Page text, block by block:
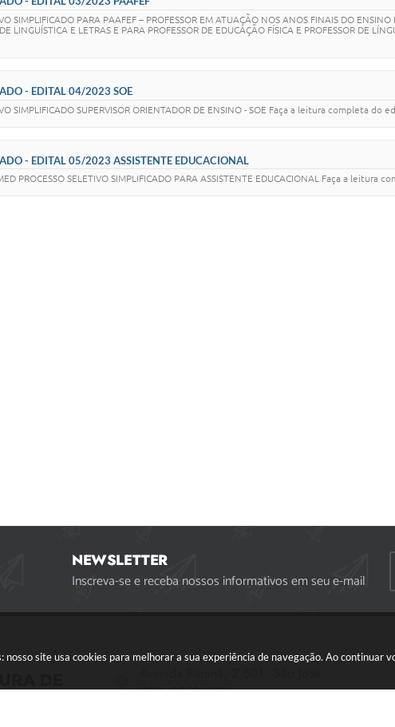
site usa cookies para melhorar a sua experiência de navegação. Ao continuar
SIMPLIFICADO PARA PAAFEF – PROFESSOR EM ATUAÇÃO NOS ANOS FINAIS DO
LINGUÍSTICA E LETRAS E PARA PROFESSOR DE EDUCAÇÃO FÍSICA E PROFESSOR DE
- EDITAL 04/2023 SOE
SIMPLIFICADO SUPERVISOR ORIENTADOR DE ENSINO - SOE Faça a leitura completa
- EDITAL 05/2023 ASSISTENTE EDUCACIONAL
PROCESSO SELETIVO SIMPLIFICADO PARA ASSISTENTE EDUCACIONAL Faça a
NEWSLETTER
Inscreva-se e receba nossos informativos em seu e-mail
CEP: 35501-170